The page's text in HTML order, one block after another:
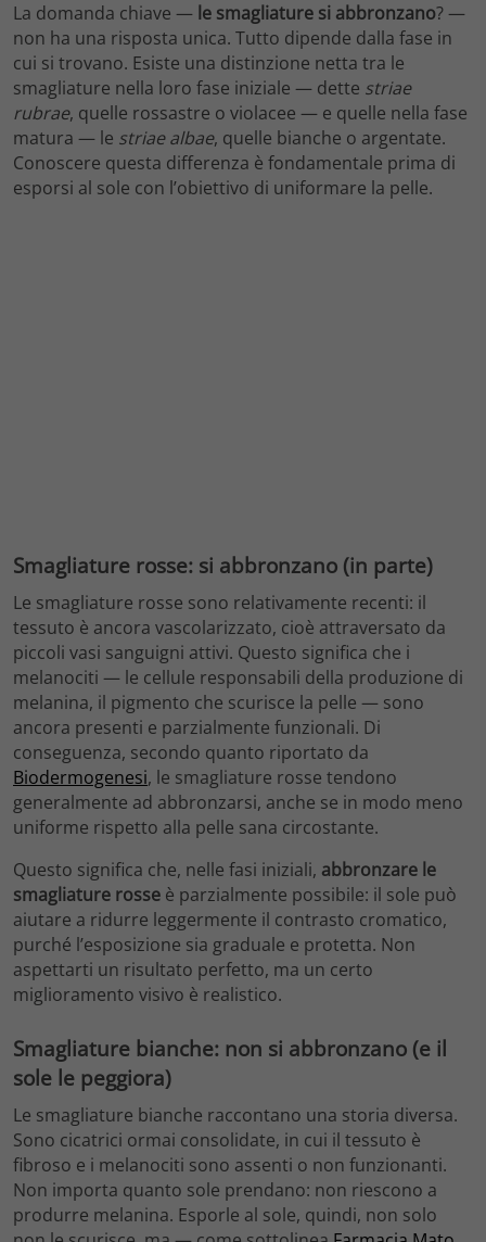
La domanda chiave — le smagliature si abbronzano? —
non ha una risposta unica. Tutto dipende dalla fase in
cui si trovano. Esiste una distinzione netta tra le
smagliature nella loro fase iniziale — dette striae
rubrae, quelle rossastre o violacee — e quelle nella fase
matura — le striae albae, quelle bianche o argentate.
Conoscere questa differenza è fondamentale prima di
esporsi al sole con l’obiettivo di uniformare la pelle.
Smagliature rosse: si abbronzano (in parte)
Le smagliature rosse sono relativamente recenti: il
tessuto è ancora vascolarizzato, cioè attraversato da
piccoli vasi sanguigni attivi. Questo significa che i
melanociti — le cellule responsabili della produzione di
melanina, il pigmento che scurisce la pelle — sono
ancora presenti e parzialmente funzionali. Di
conseguenza, secondo quanto riportato da
Biodermogenesi, le smagliature rosse tendono
generalmente ad abbronzarsi, anche se in modo meno
uniforme rispetto alla pelle sana circostante.
Questo significa che, nelle fasi iniziali, abbronzare le
smagliature rosse è parzialmente possibile: il sole può
aiutare a ridurre leggermente il contrasto cromatico,
purché l’esposizione sia graduale e protetta. Non
aspettarti un risultato perfetto, ma un certo
miglioramento visivo è realistico.
Smagliature bianche: non si abbronzano (e il
sole le peggiora)
Le smagliature bianche raccontano una storia diversa.
Sono cicatrici ormai consolidate, in cui il tessuto è
fibroso e i melanociti sono assenti o non funzionanti.
Non importa quanto sole prendano: non riescono a
produrre melanina. Esporle al sole, quindi, non solo